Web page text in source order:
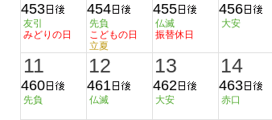
453
友引
みどりの日
454
先負
こどもの日
立夏
455
仏滅
振替休日
456
大安
11
460
先負
12
461
仏滅
13
462
大安
14
463
赤口